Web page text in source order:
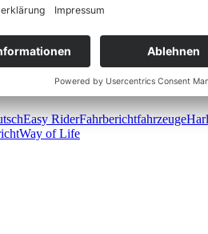
besondere Fahrerlebnisse Off-
autotester.com
Easy RiderFahrberichtfahrzeuge
Way of Life